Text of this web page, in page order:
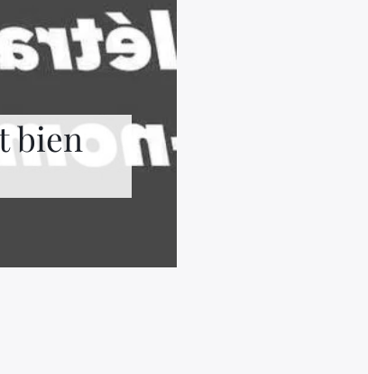
bien